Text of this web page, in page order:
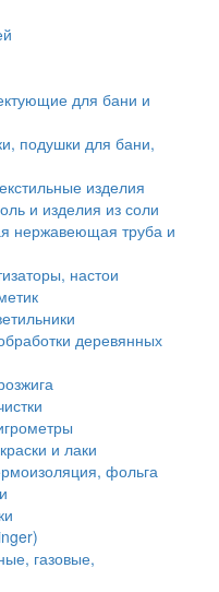
для бани и
подушки для бани,
изделия
и изделия из соли
нержавеющая труба и
настои
деревянных
и лаки
фольга
газовые,